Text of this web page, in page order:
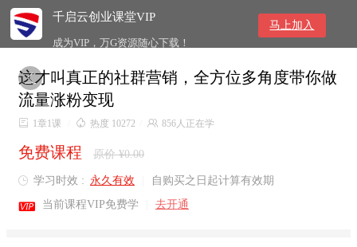
千启云创业课堂VIP
成为VIP，万G资源随心下载！
马上加入

这才叫真正的社群营销，全方位多角度带你做
流量涨粉变现
 1章1课  热度 10272  856人正在学
免费课程 原价 ¥0.00
 学习时效 : 永久有效 自购买之日起计算有效期
 当前课程VIP免费学 去开通